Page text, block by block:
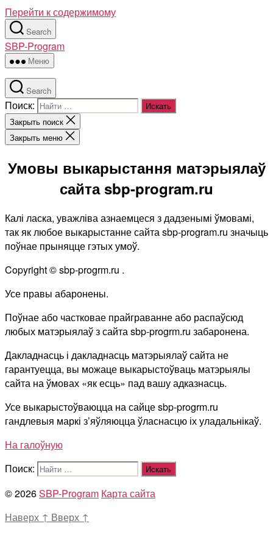
Перейти к содержимому
Search
SBP-Program
Меню
Search
Поиск:
Закрыть поиск
Закрыть меню
Умовы выкарыстання матэрыялаў
сайта sbp-program.ru
Калі ласка, уважліва азнаемцеся з дадзенымі ўмовамі,
так як любое выкарыстанне сайта sbp-program.ru значыць
поўнае прыняцце гэтых умоў.
Copyright © sbp-progrm.ru .
Усе правы абаронены.
Поўнае або частковае прайграванне або распаўсюд
любых матэрыялаў з сайта sbp-progrm.ru забаронена.
Дакладнасць і дакладнасць матэрыялаў сайта не
гарантуецца, вы можаце выкарыстоўваць матэрыялы
сайта на ўмовах «як есць» пад вашу адказнасць.
Усе выкарыстоўваюцца на сайце sbp-progrm.ru
гандлевыя маркі з’яўляюцца ўласнасцю іх уладальнікаў.
На галоўную
Поиск:
© 2026SBP-Program Карта сайта
Наверх ↑ Вверх ↑